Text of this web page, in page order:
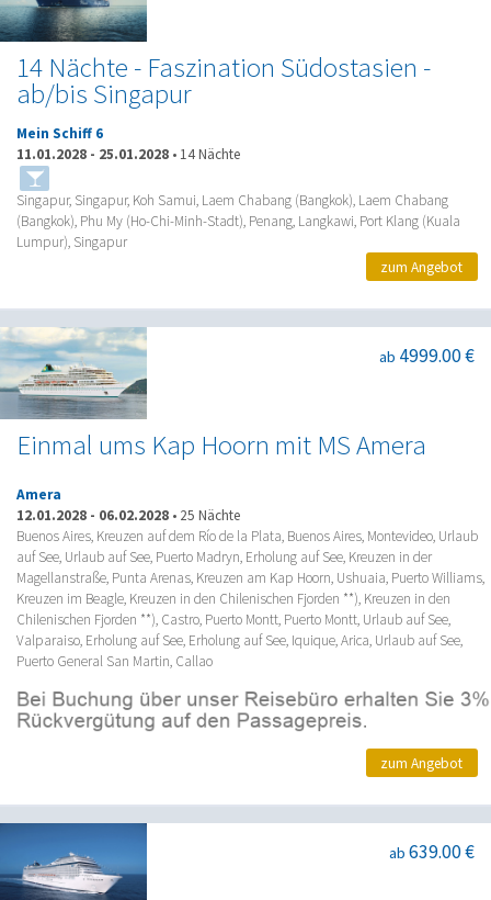
14 Nächte - Faszination Südostasien -
ab/bis Singapur
Mein Schiff 6
11.01.2028 - 25.01.2028 • 14 Nächte
Singapur, Singapur, Koh Samui, Laem Chabang (Bangkok), Laem Chabang
(Bangkok), Phu My (Ho-Chi-Minh-Stadt), Penang, Langkawi, Port Klang (Kuala
Lumpur), Singapur
zum Angebot
Einmal ums Kap Hoorn mit MS Amera
ab 4999.00 €
Amera
12.01.2028 - 06.02.2028 • 25 Nächte
Buenos Aires, Kreuzen auf dem Río de la Plata, Buenos Aires, Montevideo, Urlaub
auf See, Urlaub auf See, Puerto Madryn, Erholung auf See, Kreuzen in der
Magellanstraße, Punta Arenas, Kreuzen am Kap Hoorn, Ushuaia, Puerto Williams,
Kreuzen im Beagle, Kreuzen in den Chilenischen Fjorden **), Kreuzen in den
Chilenischen Fjorden **), Castro, Puerto Montt, Puerto Montt, Urlaub auf See,
Valparaiso, Erholung auf See, Erholung auf See, Iquique, Arica, Urlaub auf See,
Puerto General San Martin, Callao
zum Angebot
ab 639.00 €